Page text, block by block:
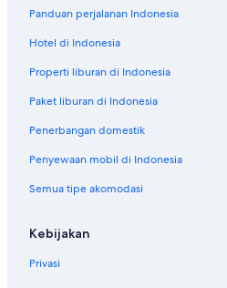
Panduan perjalanan Indonesia
Hotel di Indonesia
Properti liburan di Indonesia
Paket liburan di Indonesia
Penerbangan domestik
Penyewaan mobil di Indonesia
Semua tipe akomodasi
Kebijakan
Privasi